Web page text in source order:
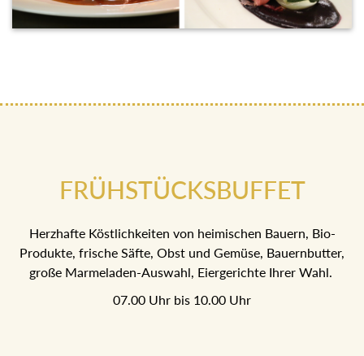
FRÜHSTÜCKSBUFFET
Herzhafte Köstlichkeiten von heimischen Bauern, Bio-
Produkte, frische Säfte, Obst und Gemüse, Bauernbutter,
große Marmeladen-Auswahl, Eiergerichte Ihrer Wahl.
07.00 Uhr bis 10.00 Uhr